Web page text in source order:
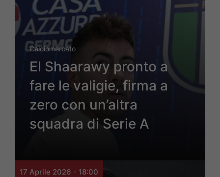
Calciomercato
El Shaarawy pronto a
fare le valigie, firma a
zero con un’altra
squadra di Serie A
17 Aprile 2026 - 18:00